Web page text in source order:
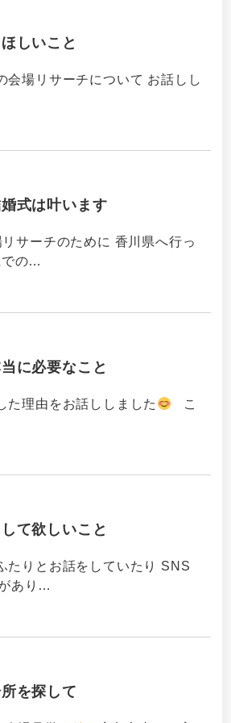
しいこと
場リサーチについて お話しし
式は叶います
サーチのために 香川県へ行っ
での…
に必要なこと
理由をお話ししました
こ
て欲しいこと
りとお話をしていたり SNS
あり…
を探して